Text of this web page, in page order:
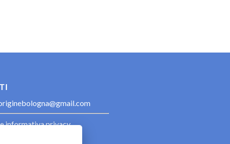
informativa privacy